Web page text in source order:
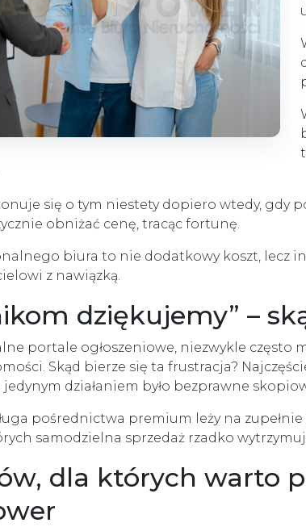
się o tym niestety dopiero wtedy, gdy
obniżać cenę, tracąc fortunę.
biura to nie dodatkowy koszt, lecz
z nawiązką.
dziękujemy” –
portale ogłoszeniowe, niezwykle często
Skąd bierze się ta frustracja?
działaniem było bezprawne
pośrednictwa premium leży na
samodzielna sprzedaż rzadko
dla których warto